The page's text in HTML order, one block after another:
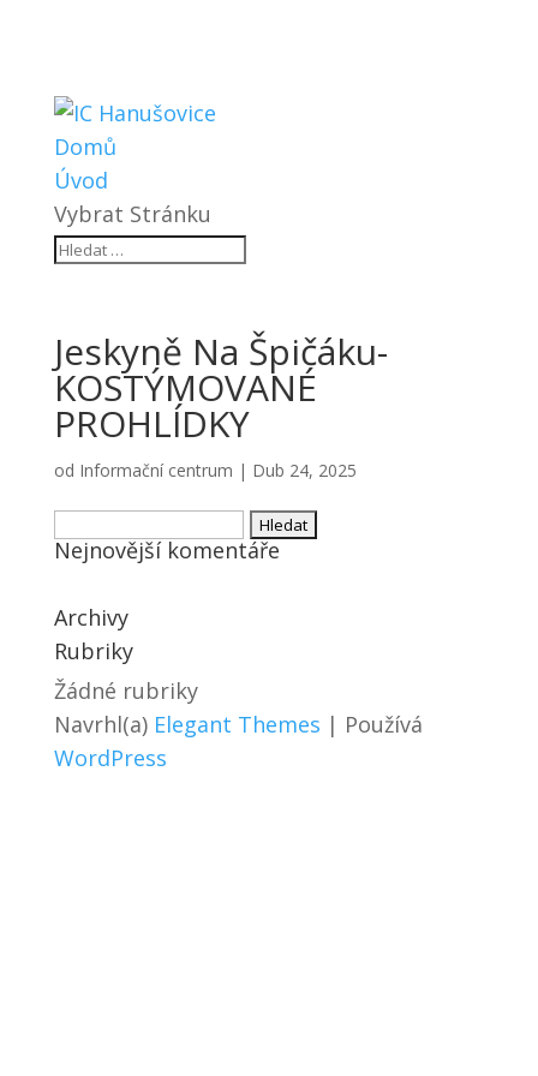
Domů
Úvod
Vybrat Stránku
Jeskyně Na Špičáku-
KOSTÝMOVANÉ
PROHLÍDKY
od Informační centrum | Dub 24, 2025
Vyhledávání
Nejnovější komentáře
Archivy
Rubriky
Žádné rubriky
Navrhl(a) Elegant Themes | Používá
WordPress